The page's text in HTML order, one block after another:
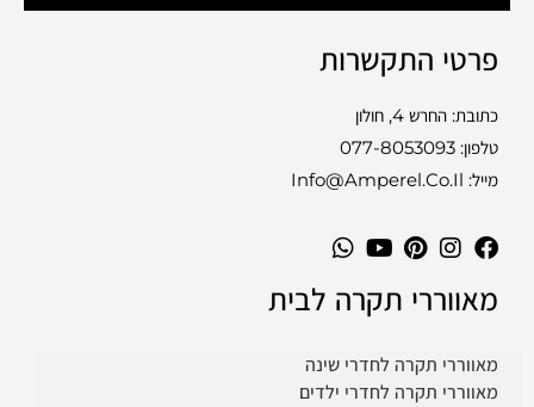
פרטי התקשרות
כתובת: החרש 4, חולון
טלפון: 077-8053093
מייל: Info@amperel.co.il
מאווררי תקרה לבית
מאווררי תקרה לחדרי שינה
מאווררי תקרה לחדרי ילדים